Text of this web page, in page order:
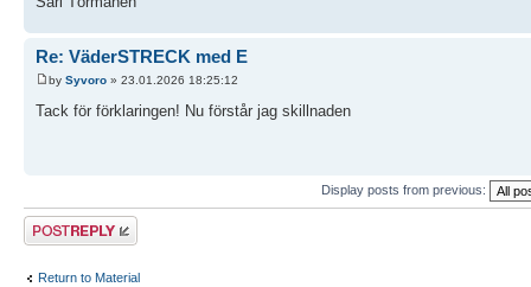
Re: VäderSTRECK med E
by Syvoro » 23.01.2026 18:25:12
Tack för förklaringen! Nu förstår jag skillnaden
Display posts from previous:
Post a reply
Return to Material